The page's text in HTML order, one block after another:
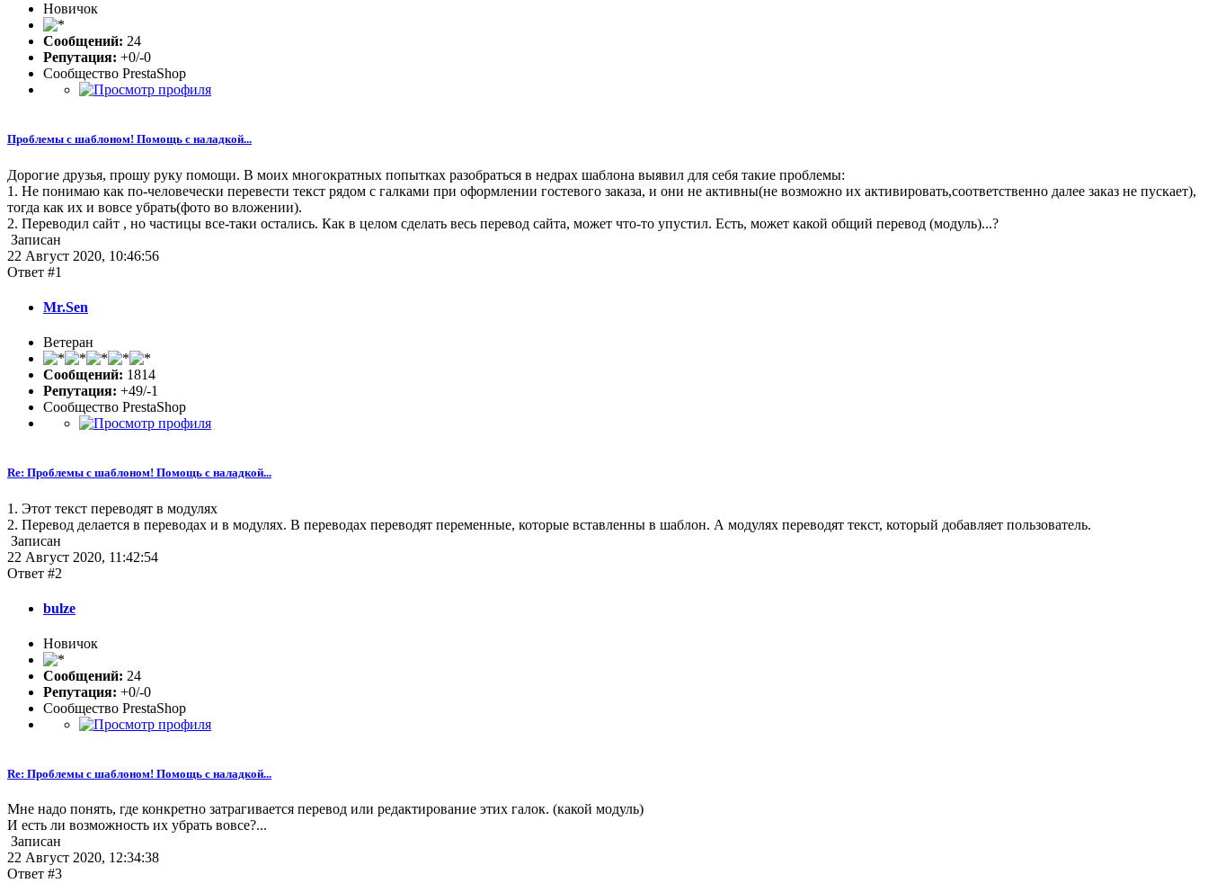
Новичок
Сообщений: 24
Репутация: +0/-0
Сообщество PrestaShop
Проблемы с шаблоном! Помощь с наладкой...
Дорогие друзья, прошу руку помощи. В моих многократных попытках разобраться в недрах шаблона выявил для себя такие проблемы:
1. Не понимаю как по-человечески перевести текст рядом с галками при оформлении гостевого заказа, и они не активны(не возможно их активировать,соответственно далее заказ не пускает),
тогда как их и вовсе убрать(фото во вложении).
2. Переводил сайт , но частицы все-таки остались. Как в целом сделать весь перевод сайта, может что-то упустил. Есть, может какой общий перевод (модуль)...?
Записан
22 Август 2020, 10:46:56
Ответ #1
Mr.Sen
Ветеран
Сообщений: 1814
Репутация: +49/-1
Сообщество PrestaShop
Re: Проблемы с шаблоном! Помощь с наладкой...
1. Этот текст переводят в модулях
2. Перевод делается в переводах и в модулях. В переводах переводят переменные, которые вставленны в шаблон. А модулях переводят текст, который добавляет пользователь.
Записан
22 Август 2020, 11:42:54
Ответ #2
bulze
Новичок
Сообщений: 24
Репутация: +0/-0
Сообщество PrestaShop
Re: Проблемы с шаблоном! Помощь с наладкой...
Мне надо понять, где конкретно затрагивается перевод или редактирование этих галок. (какой модуль)
И есть ли возможность их убрать вовсе?...
Записан
22 Август 2020, 12:34:38
Ответ #3